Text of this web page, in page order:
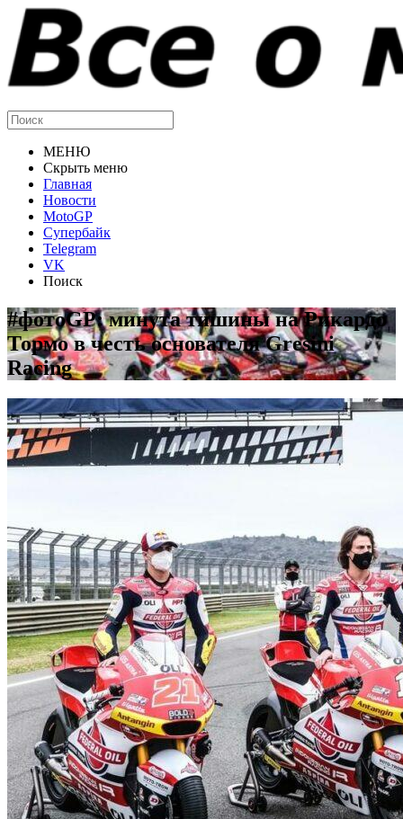
МЕНЮ
Скрыть меню
Главная
Новости
MotoGP
Супербайк
Telegram
VK
Поиск
#фотоGP: минута тишины на Рикардо
Тормо в честь основателя Gresini
Racing